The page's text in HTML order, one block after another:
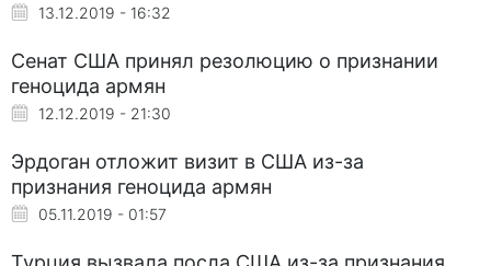
13.12.2019 - 16:32
Сенат США принял резолюцию о признании
геноцида армян
12.12.2019 - 21:30
Эрдоган отложит визит в США из-за
признания геноцида армян
05.11.2019 - 01:57